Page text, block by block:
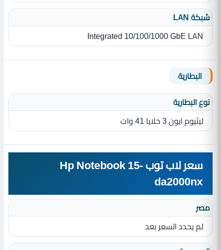
شبكة LAN
Integrated 10/100/1000 GbE LAN
البطارية
نوع البطارية‏
ليثيوم ايون 3 خلايا 41 وات
سعر لاب توب Hp Notebook 15-
da2000nx
مصر
لم يحدد السعر بعد